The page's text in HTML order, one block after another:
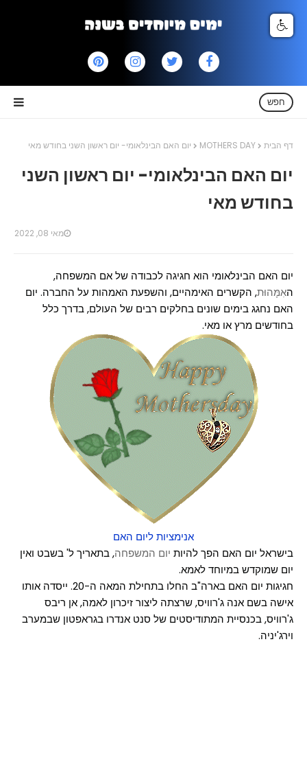
חפש
דף הבית MOTHERS DAY יום האם הבינלאומי- יום ראשון השני בחודש מאי
יום האם הבינלאומי- יום ראשון השני
בחודש מאי
מאי 08, 2022
יום האם הבינלאומי הוא חגיגה לכבודה של אם המשפחה,
האִמָּהוּת, הקשרים האימהיים, והשפעת האמהות על החברה. יום
האם נחגג בימים שונים בחלקים רבים של העולם, בדרך כלל
בחודשים מרץ או מאי.
אנימציות ליום האם
בישראל יום האם הפך להיות יום המשפחה,בתאריך ל' בשבט ואין
יום שמוקדש במיוחד לאמא.
חגיגות יום האם בארה"ב החלו בתחילת המאה ה-20. ייסדה אותו
אישה בשם אנה ג'רוויס, שרצתה ליצור זיכרון לאמה, אן ריבס
ג'רוויס, בכנסיית המתודיסטים של סנט אנדרו בגראפטון שבמערב
וירג'יניה.